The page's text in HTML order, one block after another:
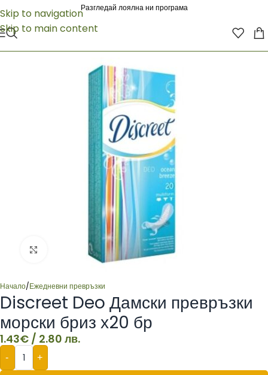
Skip to navigation
Skip to main content
Разгледай лоялна ни програма
Click to enlarge
Начало/Ежедневни превръзки
Discreet Deo Дамски превръзки
морски бриз х20 бр
1.43€ / 2.80 лв.
- +